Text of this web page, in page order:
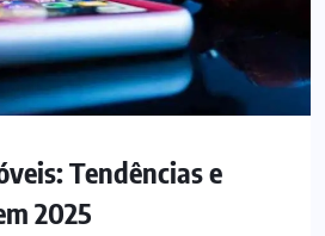
Tendências e
2025